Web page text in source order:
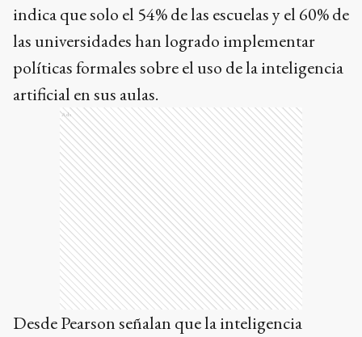
indica que solo el 54% de las escuelas y el 60% de
las universidades han logrado implementar
políticas formales sobre el uso de la inteligencia
artificial en sus aulas.
Ads
Desde Pearson señalan que la inteligencia